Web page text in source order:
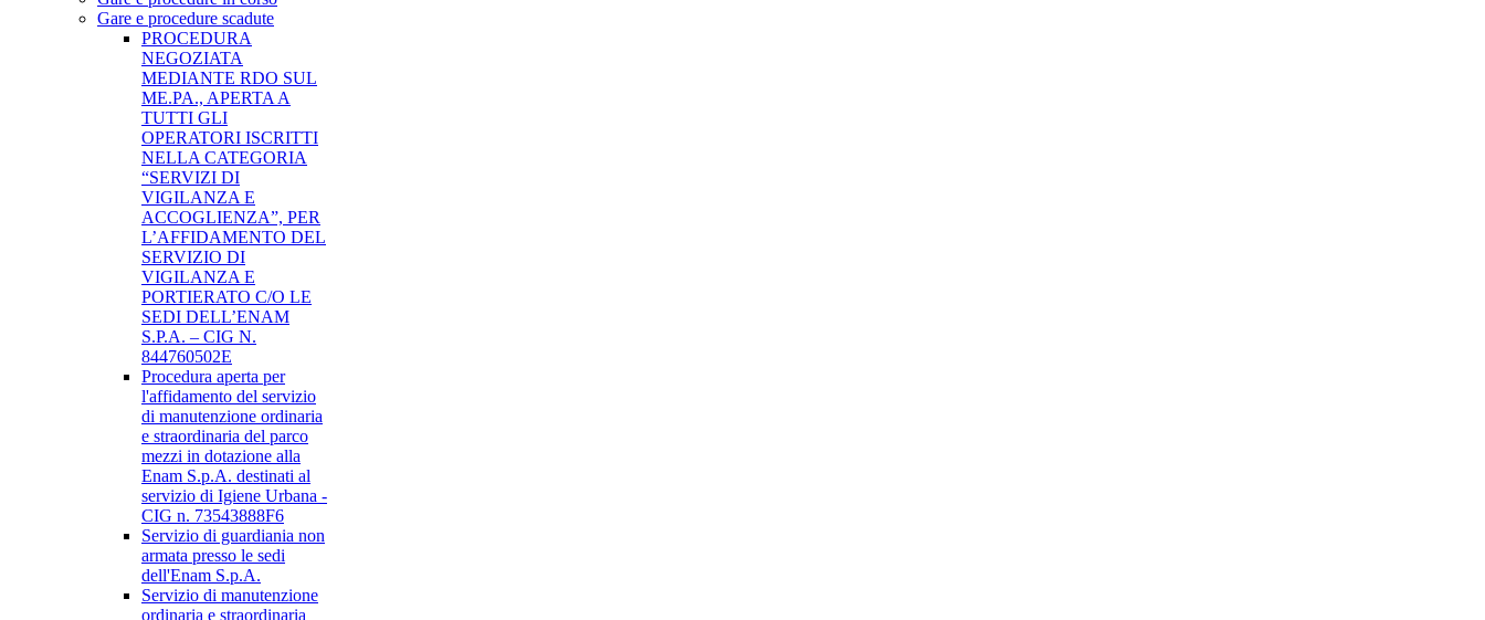
Gare e procedure scadute
PROCEDURA
NEGOZIATA
MEDIANTE RDO SUL
ME.PA., APERTA A
TUTTI GLI
OPERATORI ISCRITTI
NELLA CATEGORIA
“SERVIZI DI
VIGILANZA E
ACCOGLIENZA”, PER
L’AFFIDAMENTO DEL
SERVIZIO DI
VIGILANZA E
PORTIERATO C/O LE
SEDI DELL’ENAM
S.P.A. – CIG N.
844760502E
Procedura aperta per
l'affidamento del servizio
di manutenzione ordinaria
e straordinaria del parco
mezzi in dotazione alla
Enam S.p.A. destinati al
servizio di Igiene Urbana -
CIG n. 73543888F6
Servizio di guardiania non
armata presso le sedi
dell'Enam S.p.A.
Servizio di manutenzione
ordinaria e straordinaria